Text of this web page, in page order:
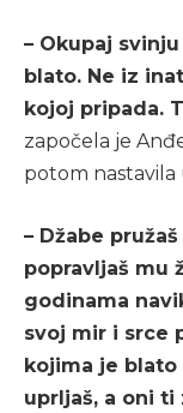
– Okupaj
blato. Ne iz
kojoj pripada.
započela je
potom
– Džabe
popravljaš mu
godinama
svoj mir i srce
kojima je
uprljaš, a oni ti